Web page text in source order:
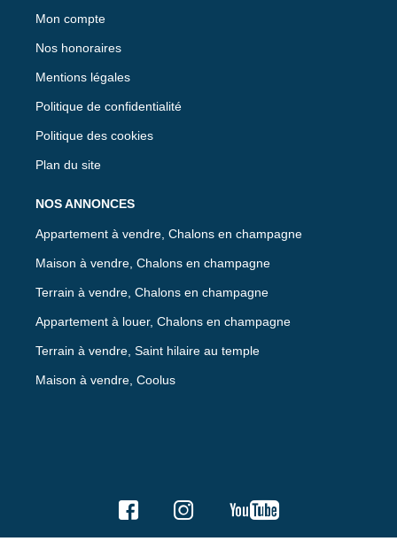
Mon compte
Nos honoraires
Mentions légales
Politique de confidentialité
Politique des cookies
Plan du site
NOS ANNONCES
Appartement à vendre, Chalons en champagne
Maison à vendre, Chalons en champagne
Terrain à vendre, Chalons en champagne
Appartement à louer, Chalons en champagne
Terrain à vendre, Saint hilaire au temple
Maison à vendre, Coolus